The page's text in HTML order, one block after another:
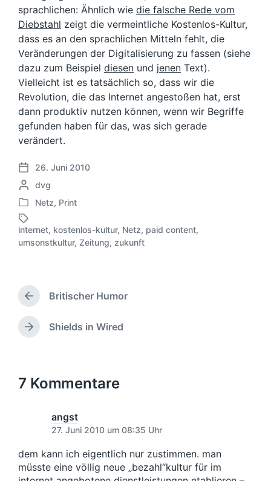
sprachlichen: Ähnlich wie die falsche Rede vom
Diebstahl zeigt die vermeintliche Kostenlos-Kultur,
dass es an den sprachlichen Mitteln fehlt, die
Veränderungen der Digitalisierung zu fassen (siehe
dazu zum Beispiel diesen und jenen Text).
Vielleicht ist es tatsächlich so, dass wir die
Revolution, die das Internet angestoßen hat, erst
dann produktiv nutzen können, wenn wir Begriffe
gefunden haben für das, was sich gerade
verändert.
V
e
r
ö
f
i
h
s
d
26. Juni 2010
G
e
c
h
r
b
e
v
o
dvg
V
e
r
ö
n
l
Netz, Print
a
g
ö
r
internet, kostenlos-kultur, Netz, paid content,
umsonstkultur, Zeitung, zukunft
V
o
r
h
g
t
r
Britischer Humor
N
s
t
i
t
r
Shields in Wired
7 Kommentare
angst
27. Juni 2010 um 08:35 Uhr
dem kann ich eigentlich nur zustimmen. man
müsste eine völlig neue „bezahl“kultur für im